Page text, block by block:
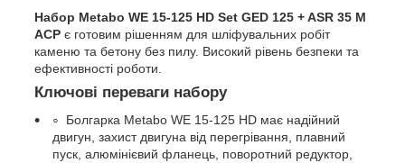
Набор Metabo WE 15-125 HD Set GED 125 + ASR 35 M
ACP є готовим рішенням для шліфувальних робіт
каменю та бетону без пилу. Високий рівень безпеки та
ефективності роботи.
Ключові переваги набору
Болгарка Metabo WE 15-125 HD має надійний
двигун, захист двигуна від перегрівання, плавний
пуск, алюмінієвий фланець, поворотний редуктор,